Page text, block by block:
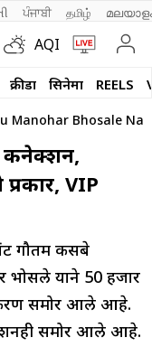
ਪੰਜਾਬੀ தமிழ்
AQI
क्रीडा सिनेमा REELS
Manohar Bhosale
कनेक्शन,
VIP
गौतम कसबे
भोसले याने 50 हजार
समोर आले आहे.
समोर आले आहे.